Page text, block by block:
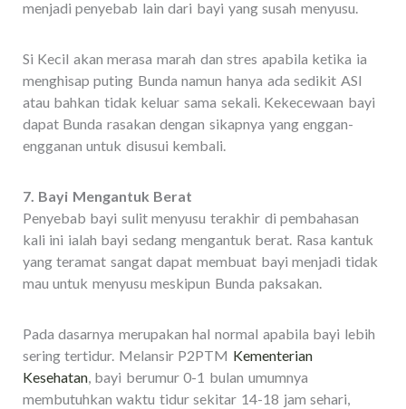
menjadi penyebab lain dari bayi yang susah menyusu.
Si Kecil akan merasa marah dan stres apabila ketika ia
menghisap puting Bunda namun hanya ada sedikit ASI
atau bahkan tidak keluar sama sekali. Kekecewaan bayi
dapat Bunda rasakan dengan sikapnya yang enggan-
engganan untuk disusui kembali.
7. Bayi Mengantuk Berat
Penyebab bayi sulit menyusu terakhir di pembahasan
kali ini ialah bayi sedang mengantuk berat. Rasa kantuk
yang teramat sangat dapat membuat bayi menjadi tidak
mau untuk menyusu meskipun Bunda paksakan.
Pada dasarnya merupakan hal normal apabila bayi lebih
sering tertidur. Melansir P2PTM Kementerian
Kesehatan, bayi berumur 0-1 bulan umumnya
membutuhkan waktu tidur sekitar 14-18 jam sehari,